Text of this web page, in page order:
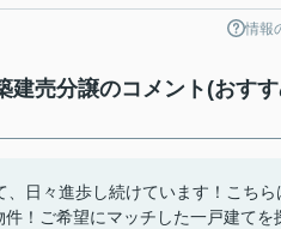
情報
売分譲のコメント(おす
日々進歩し続けています！こちら
！ご希望にマッチした一戸建てを